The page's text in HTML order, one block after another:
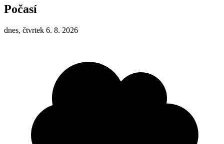
Počasí
dnes, čtvrtek 6. 8. 2026